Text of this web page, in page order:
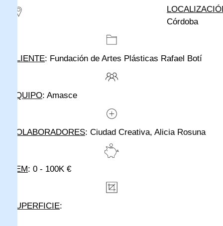
Córdoba
CLIENTE: Fundación de Artes Plásticas Rafael Botí
EQUIPO: Amasce
COLABORADORES: Ciudad Creativa, Alicia Rosuna
PEM: 0 - 100K €
SUPERFICIE: